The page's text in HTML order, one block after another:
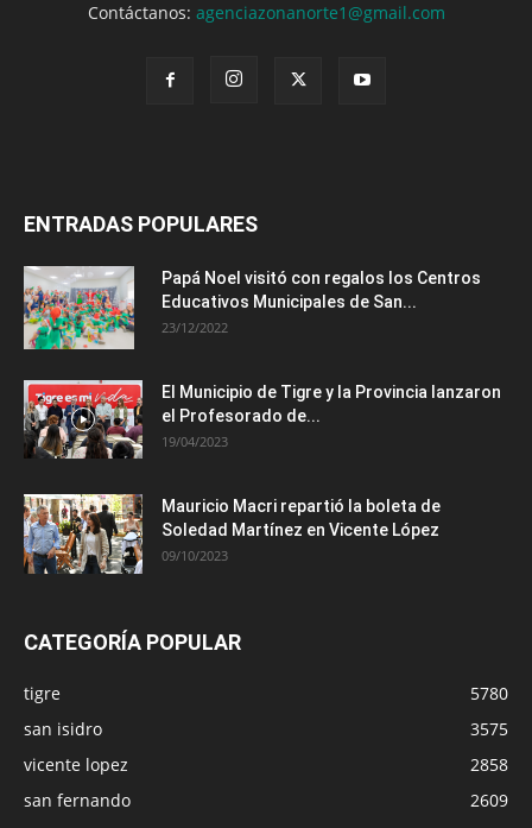
Contáctanos: agenciazonanorte1@gmail.com
ENTRADAS POPULARES
Papá Noel visitó con regalos los Centros
Educativos Municipales de San...
23/12/2022
El Municipio de Tigre y la Provincia lanzaron
el Profesorado de...
19/04/2023
Mauricio Macri repartió la boleta de
Soledad Martínez en Vicente López
09/10/2023
CATEGORÍA POPULAR
tigre
5780
san isidro
3575
vicente lopez
2858
san fernando
2609